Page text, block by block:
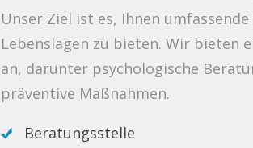
Unser Ziel ist es, Ihnen
Lebenslagen zu bieten. Wir bieten
an, darunter psychologische
präventive Maßnahmen.
Beratungsstelle